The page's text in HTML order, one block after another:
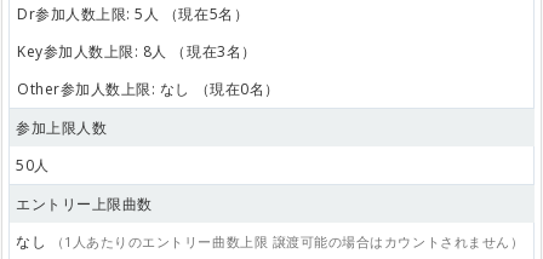
Dr参加人数上限: 5人 （現在5名）
Key参加人数上限: 8人 （現在3名）
Other参加人数上限: なし （現在0名）
参加上限人数
50人
エントリー上限曲数
なし
（1人あたりのエントリー曲数上限 譲渡可能の場合はカウントされません）